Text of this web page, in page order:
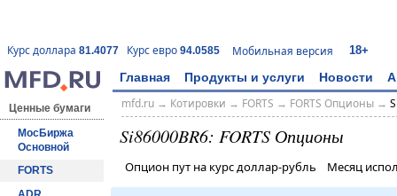
Курс доллара 81.4077 Курс евро 94.0585 Мобильная версия 18+
Главная Продукты и услуги Новости
Ценные бумаги
МосБиржа
Основной
FORTS
mfd.ru→ Котировки → FORTS → FORTS Опционы→
Si86000BR6: FORTS Опционы
Опцион пут на курс доллар-рубль Месяц